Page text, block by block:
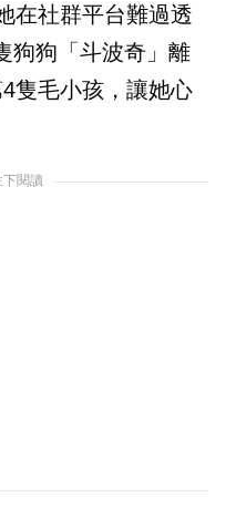
在社群平台難過透
狗狗「斗波奇」離
隻毛小孩，讓她心
下閱讀